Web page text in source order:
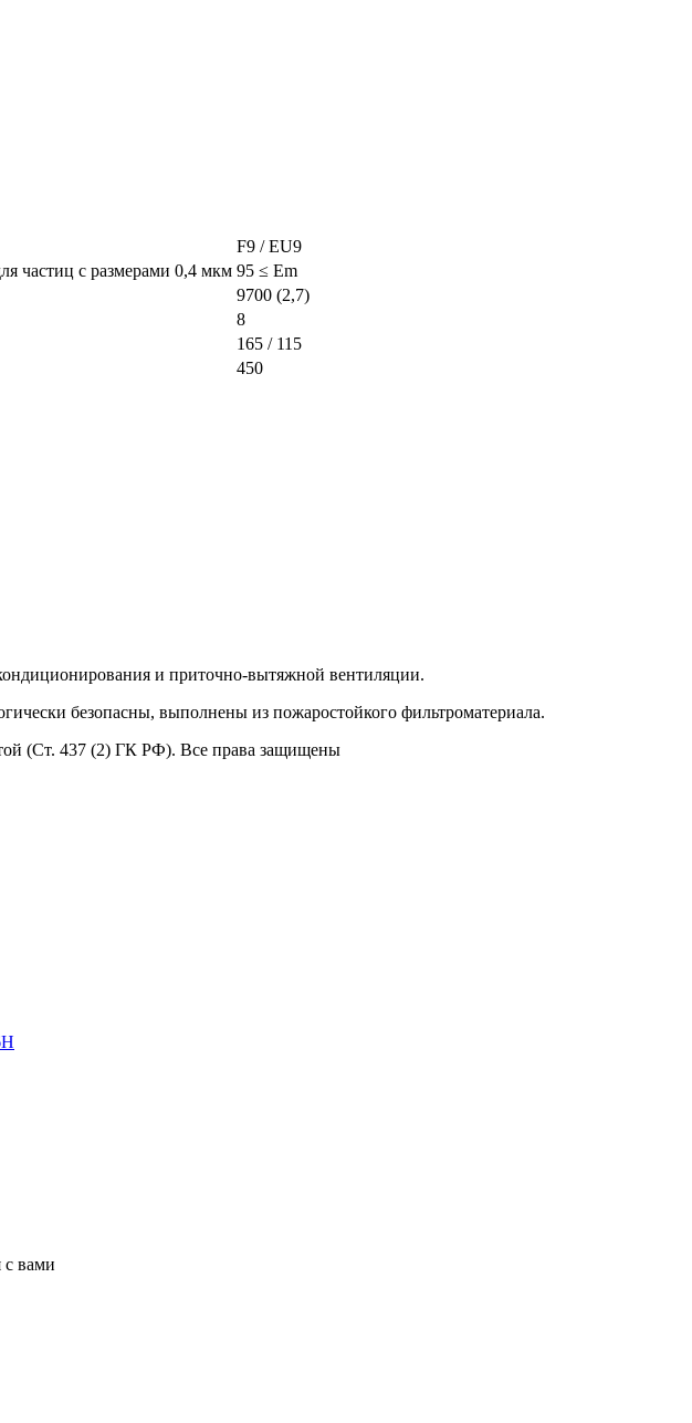
F9 / EU9
частиц с размерами 0,4 мкм 95 ≤ Em
9700 (2,7)
8
165 / 115
450
и приточно-вытяжной вентиляции.
безопасны, выполнены из пожаростойкого фильтроматериала.
(Ст. 437 (2) ГК РФ). Все права защищены
вами